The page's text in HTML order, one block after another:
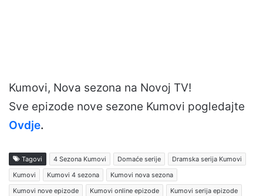
Kumovi, Nova sezona na Novoj TV!
Sve epizode nove sezone Kumovi pogledajte
Ovdje.
Tagovi 4 Sezona Kumovi Domaće serije
Dramska serija Kumovi
Kumovi
Kumovi 4 sezona
Kumovi nova sezona
Kumovi nove epizode
Kumovi online epizode Kumovi serija epizode